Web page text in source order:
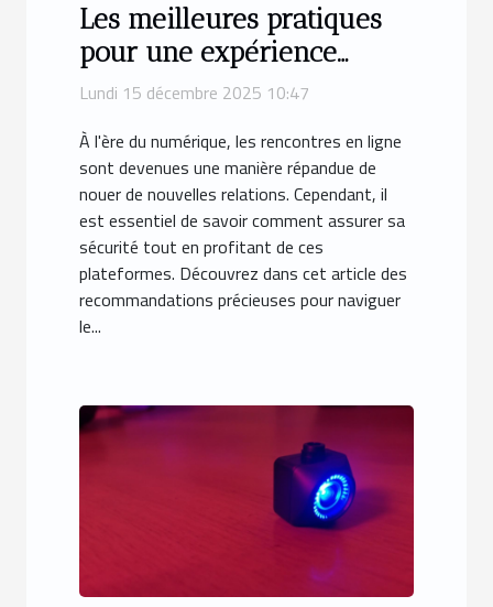
Les meilleures pratiques
pour une expérience
sécurisée de rencontres en
Lundi 15 décembre 2025 10:47
À l'ère du numérique, les rencontres en ligne
sont devenues une manière répandue de
nouer de nouvelles relations. Cependant, il
est essentiel de savoir comment assurer sa
sécurité tout en profitant de ces
plateformes. Découvrez dans cet article des
recommandations précieuses pour naviguer
le...